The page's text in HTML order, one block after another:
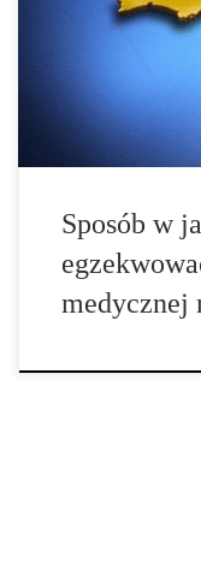
oznacza, że
Florydzie. Florida
popiera legalizację
nadzieją, że
Sposób w
medycznej